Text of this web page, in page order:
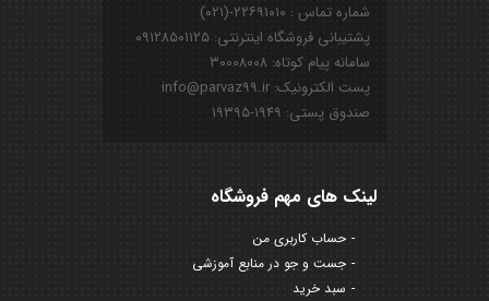
شماره تماس : ۲۲۶۹۱۰۱۰-(۰۲۱)
پشتیبانی فروشگاه اینترنتی: ۰۹۱۲۸۵۰۱۱۲۵
سامانه پیام کوتاه: ۳۰۰۰۸۰۰۸
پست الکترونیک: info@parvaz99.ir
صندوق پستی: ۱۹۴۹-۱۹۳۹۵
لینک های مهم فروشگاه
حساب کاربری من
جست و جو در منابع آموزشی
سبد خرید